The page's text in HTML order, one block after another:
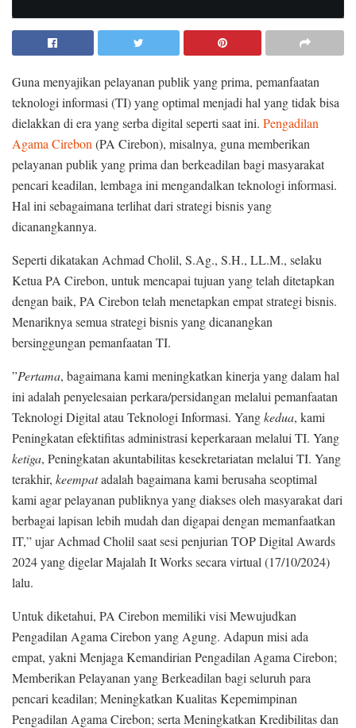
Guna menyajikan pelayanan publik yang prima, pemanfaatan
teknologi informasi (TI) yang optimal menjadi hal yang tidak bisa
dielakkan di era yang serba digital seperti saat ini. Pengadilan
Agama Cirebon (PA Cirebon), misalnya, guna memberikan
pelayanan publik yang prima dan berkeadilan bagi masyarakat
pencari keadilan, lembaga ini mengandalkan teknologi informasi.
Hal ini sebagaimana terlihat dari strategi bisnis yang
dicanangkannya.
Seperti dikatakan Achmad Cholil, S.Ag., S.H., LL.M., selaku
Ketua PA Cirebon, untuk mencapai tujuan yang telah ditetapkan
dengan baik, PA Cirebon telah menetapkan empat strategi bisnis.
Menariknya semua strategi bisnis yang dicanangkan
bersinggungan pemanfaatan TI.
”Pertama, bagaimana kami meningkatkan kinerja yang dalam hal
ini adalah penyelesaian perkara/persidangan melalui pemanfaatan
Teknologi Digital atau Teknologi Informasi. Yangkedua, kami
Peningkatan efektifitas administrasi keperkaraan melalui TI. Yang
ketiga, Peningkatan akuntabilitas kesekretariatan melalui TI. Yang
terakhir, keempatadalah bagaimana kami berusaha seoptimal
kami agar pelayanan publiknya yang diakses oleh masyarakat dari
berbagai lapisan lebih mudah dan digapai dengan memanfaatkan
IT,” ujar Achmad Cholil saat sesi penjurian TOP Digital Awards
2024 yang digelar Majalah It Works secara virtual (17/10/2024)
lalu.
Untuk diketahui, PA Cirebon memiliki visi Mewujudkan
Pengadilan Agama Cirebon yang Agung. Adapun misi ada
empat, yakni Menjaga Kemandirian Pengadilan Agama Cirebon;
Memberikan Pelayanan yang Berkeadilan bagi seluruh para
pencari keadilan; Meningkatkan Kualitas Kepemimpinan
Pengadilan Agama Cirebon; serta Meningkatkan Kredibilitas dan